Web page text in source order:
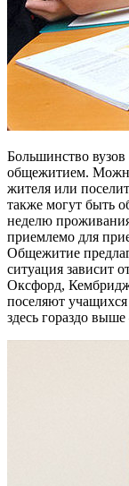
Большинство
общежитием.
жителя или
также могут быть
неделю
приемлемо для
Общежитие
ситуация зависит
Оксфорд,
поселяют
здесь гораздо